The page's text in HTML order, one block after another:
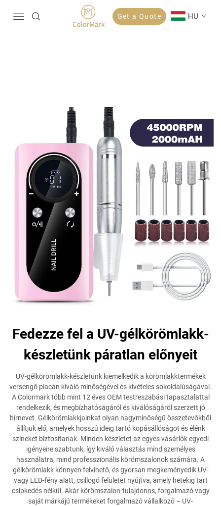
Get a Quote HU
Fedezze fel a UV-gélkörömlakk-
készletünk páratlan előnyeit
UV-gélkörömlakk-készletünk kiemelkedik a körömlakktermékek
versengő piacán kiváló minőségével és kivételes sokoldalúságával.
A Colormark több mint 12 éves OEM testreszabási tapasztalattal
rendelkezik, és megbízhatóságáról és kiválóságáról szerzett jó
hírnevet. Gélkörömlakkjainkat olyan nagyminőségű összetevőkből
állítjuk elő, amelyek hosszú ideig tartó kopásállóságot és élénk
színeket biztosítanak. Minden készletet az egyes vásárlók egyedi
igényeire szabtunk, így kiváló választás mind személyes
használatra, mind professzionális körömszalonok számára. A
gélkörömlakk könnyen felvihető, és gyorsan megkeményedik UV-
vagy LED-fény alatt, csillogó felületet nyújtva, amely hetekig tart
csipkedés nélkül. Akár körömszalon-tulajdonos, forgalmazó vagy
saját márkájú termékeket forgalmazó vállalkozó – UV-